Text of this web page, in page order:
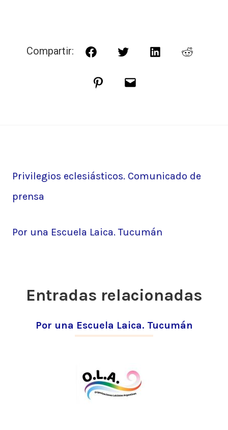
Compartir: FacebookTwitterLinkedInReddit
PinterestCorreo
Navegación
de
Anterior:
Privilegios eclesiásticos. Comunicado de
prensa
Siguiente:
Por una Escuela Laica. Tucumán
Entradas relacionadas
Por una Escuela Laica. Tucumán